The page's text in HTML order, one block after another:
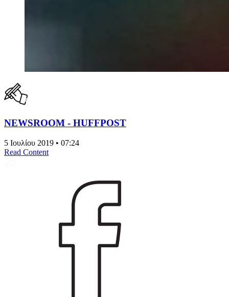
NEWSROOM - HUFFPOST
5 Ιουλίου 2019 • 07:24
Read Content